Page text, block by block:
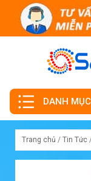
DANH
Trang chủ / Tin Tức